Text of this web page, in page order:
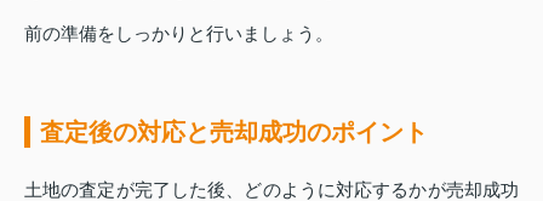
前の準備をしっかりと行いましょう。
査定後の対応と売却成功のポイント
土地の査定が完了した後、どのように対応するかが売却成功